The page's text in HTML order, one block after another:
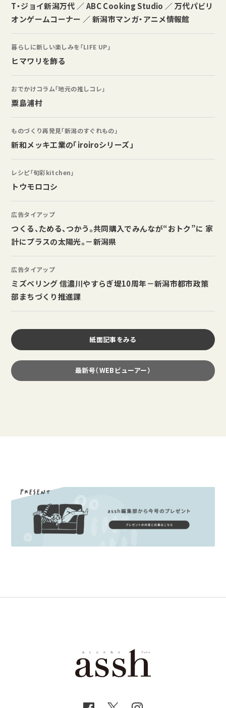
T・ジョイ新潟万代 ／ ABC Cooking Studio ／ 万代パビリ
オンゲームコーナー ／ 新潟市マンガ・アニメ情報館
暮らしに新しい楽しみを「LIFE UP」
ヒマワリを飾る
おでかけコラム「地元の推しコレ」
粟島浦村
ものづくり再発見「新潟のすぐれもの」
新和メッキ工業の「iroiroシリーズ」
レシピ「旬彩kitchen」
トウモロコシ
広告タイアップ
つくる、ためる、つかう。共同購入でみんなが“おトク”に 家
計にプラスの太陽光。－新潟県
広告タイアップ
ミズベリング 信濃川やすらぎ堤10周年－新潟市都市政策
部まちづくり推進課
紙面記事をみる
最新号（WEBビューアー）